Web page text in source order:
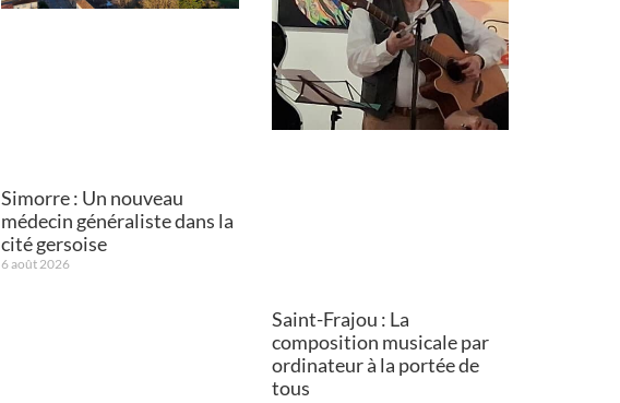
Simorre : Un nouveau
médecin généraliste dans la
cité gersoise
6 août 2026
Saint-Frajou : La
composition musicale par
ordinateur à la portée de
tous